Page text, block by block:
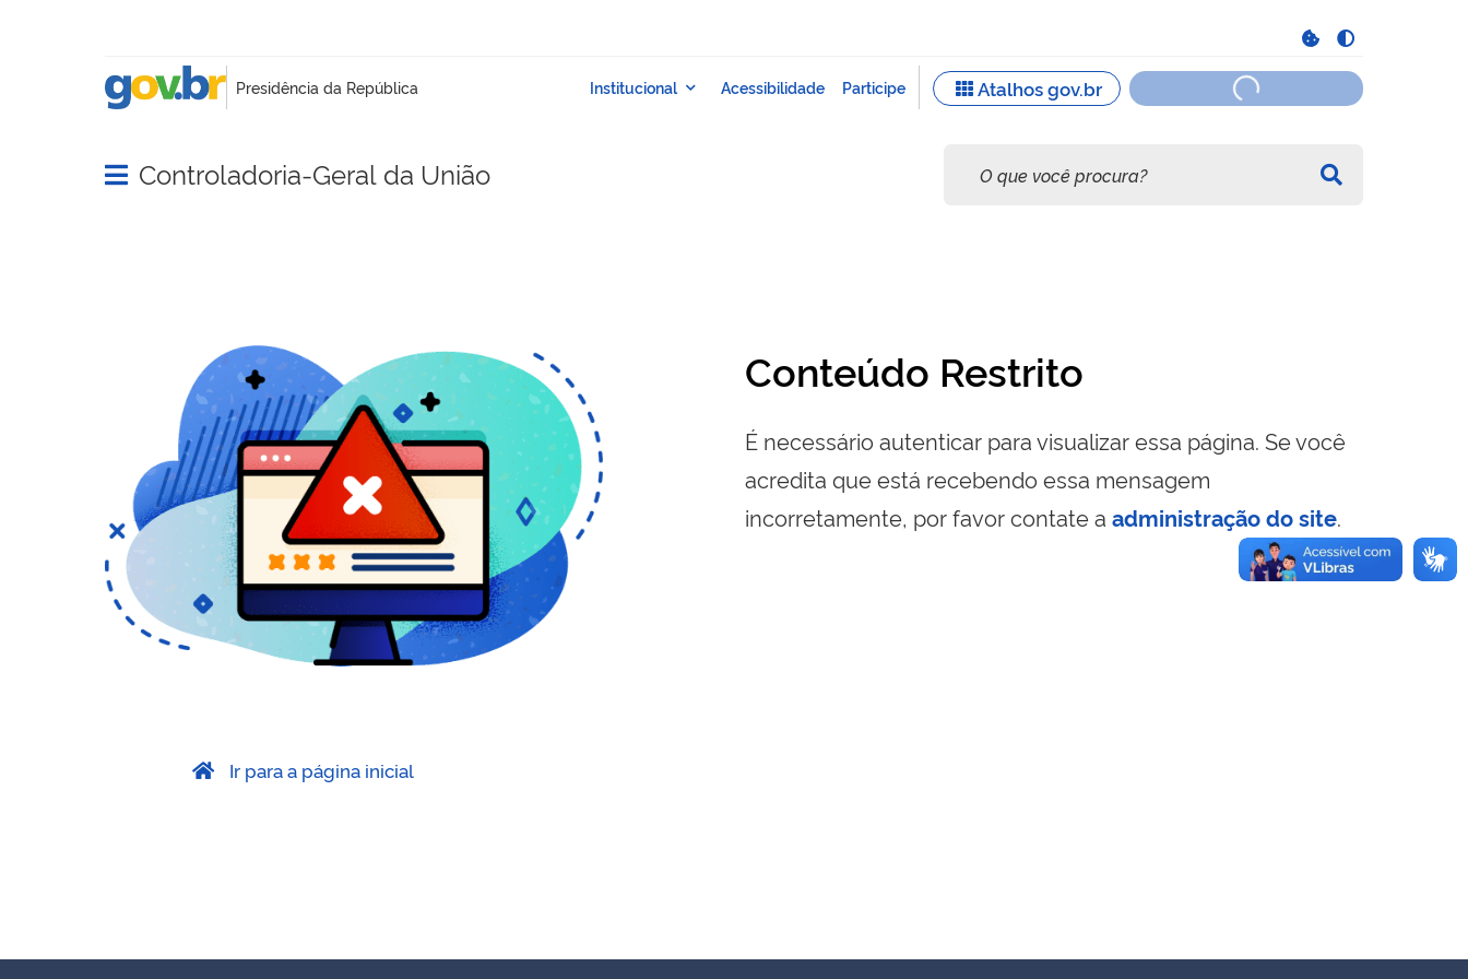
Abrir menu principal de navegação
Controladoria-Geral da União
Conteúdo Restrito
É necessário autenticar para visualizar essa página. Se você
acredita que está recebendo essa mensagem
incorretamente, por favor contate a administração do site.
Ir para a página inicial